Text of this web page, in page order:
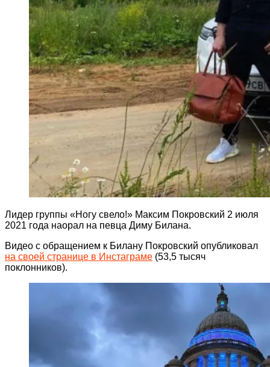
Лидер группы «Ногу свело!» Максим Покровский 2 июля
2021 года наорал на певца Диму Билана.
Видео с обращением к Билану Покровский опубликовал
на своей странице в Инстаграме (53,5 тысяч
поклонников).